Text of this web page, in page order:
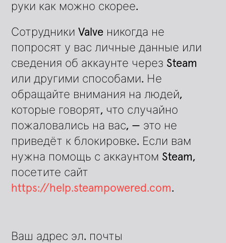
руки как можно скорее.
Сотрудники Valve никогда не
попросят у вас личные данные или
сведения об аккаунте через Steam
или другими способами. Не
обращайте внимания на людей,
которые говорят, что случайно
пожаловались на вас, — это не
приведёт к блокировке. Если вам
нужна помощь с аккаунтом Steam,
посетите сайт
https://help.steampowered.com.
Ваш адрес эл. почты